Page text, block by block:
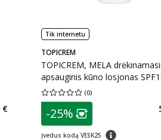
nuolaida:
€
Tik internetu
TOPICREM
TOPICREM, MELA
apsauginis kūno losjonas
ml
(0)
Vidutinis įvertinimas 0.00
patarimas
Lojalumo klubo
-25%
Įvedus kodą VESK25 patarimas